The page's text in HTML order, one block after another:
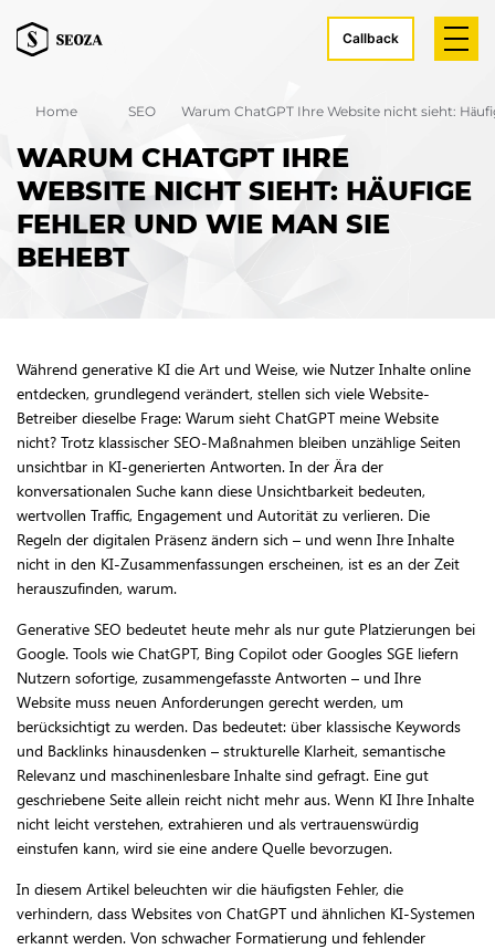
Callback
Home SEO Warum ChatGPT Ihre Website nicht sieht:
WARUM CHATGPT IHRE
WEBSITE NICHT SIEHT: HÄUFIGE
FEHLER UND WIE MAN SIE
BEHEBT
Während generative KI die Art und Weise, wie Nutzer Inhalte online
entdecken, grundlegend verändert, stellen sich viele Website-
Betreiber dieselbe Frage: Warum sieht ChatGPT meine Website
nicht? Trotz klassischer SEO-Maßnahmen bleiben unzählige Seiten
unsichtbar in KI-generierten Antworten. In der Ära der
konversationalen Suche kann diese Unsichtbarkeit bedeuten,
wertvollen Traffic, Engagement und Autorität zu verlieren. Die
Regeln der digitalen Präsenz ändern sich – und wenn Ihre Inhalte
nicht in den KI-Zusammenfassungen erscheinen, ist es an der Zeit
herauszufinden, warum.
Generative SEO bedeutet heute mehr als nur gute Platzierungen bei
Google. Tools wie ChatGPT, Bing Copilot oder Googles SGE liefern
Nutzern sofortige, zusammengefasste Antworten – und Ihre
Website muss neuen Anforderungen gerecht werden, um
berücksichtigt zu werden. Das bedeutet: über klassische Keywords
und Backlinks hinausdenken – strukturelle Klarheit, semantische
Relevanz und maschinenlesbare Inhalte sind gefragt. Eine gut
geschriebene Seite allein reicht nicht mehr aus. Wenn KI Ihre Inhalte
nicht leicht verstehen, extrahieren und als vertrauenswürdig
einstufen kann, wird sie eine andere Quelle bevorzugen.
In diesem Artikel beleuchten wir die häufigsten Fehler, die
verhindern, dass Websites von ChatGPT und ähnlichen KI-Systemen
erkannt werden. Von schwacher Formatierung und fehlender